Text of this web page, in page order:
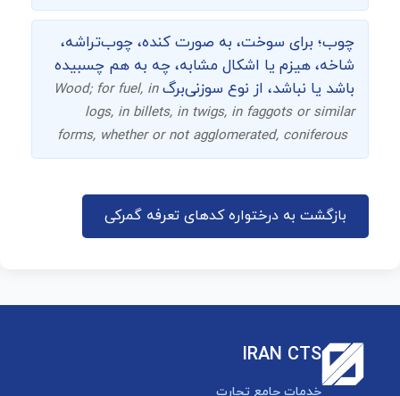
چوب؛ برای سوخت، به صورت کنده، چوب‌تراشه،
شاخه، هیزم یا اشکال مشابه، چه به هم چسبیده
باشد یا نباشد، از نوع سوزنی‌برگWood; for fuel, in
logs, in billets, in twigs, in faggots or similar
forms, whether or not agglomerated, coniferous
بازگشت به درختواره کدهای تعرفه گمرکی
IRAN CTS
خدمات جامع تجارت